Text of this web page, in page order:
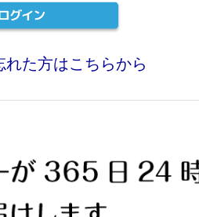
た方はこちらから